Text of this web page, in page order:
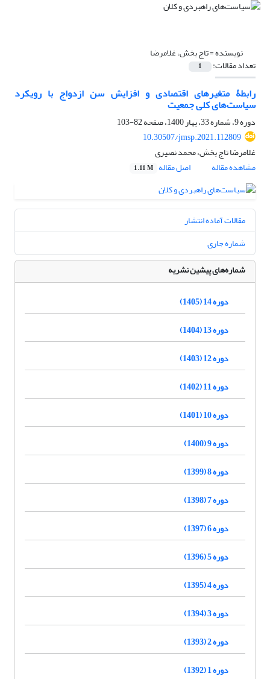
نویسنده =تاج بخش، غلامرضا
تعداد مقالات: 1
رابطۀ متغیرهای اقتصادی و افزایش سن ازدواج با رویکرد
سیاست‌های کلی جمعیت
دوره 9، شماره 33، بهار 1400، صفحه
82-103
10.30507/jmsp.2021.112809
غلامرضا تاج بخش، محمد نصیری
مشاهده مقاله
اصل مقاله 1.11 M
مقالات آماده انتشار
شماره جاری
شماره‌های پیشین نشریه
دوره 14 (1405)
دوره 13 (1404)
دوره 12 (1403)
دوره 11 (1402)
دوره 10 (1401)
دوره 9 (1400)
دوره 8 (1399)
دوره 7 (1398)
دوره 6 (1397)
دوره 5 (1396)
دوره 4 (1395)
دوره 3 (1394)
دوره 2 (1393)
دوره 1 (1392)